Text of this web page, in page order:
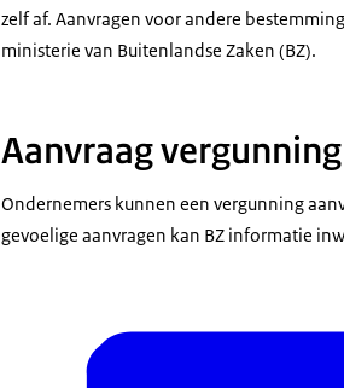
zelf af. Aanvragen voor andere
ministerie van Buitenlandse Zaken (BZ).
Aanvraag vergunning
Ondernemers kunnen een vergunning
gevoelige aanvragen kan BZ informatie